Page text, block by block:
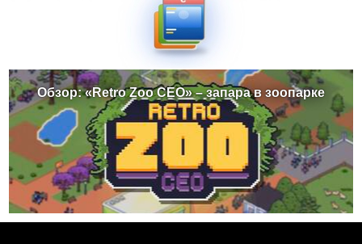
Обзор: «Retro Zoo CEO» – запара в зоопарке